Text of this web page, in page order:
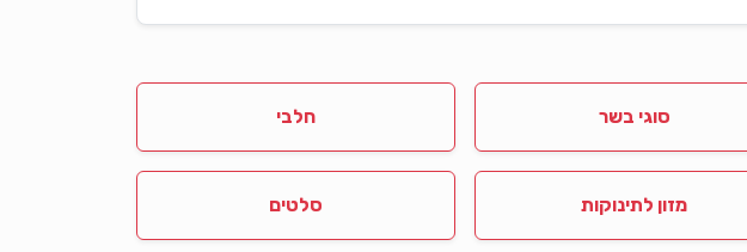
סוגי בשר חלבי
מזון לתינוקות סלטים